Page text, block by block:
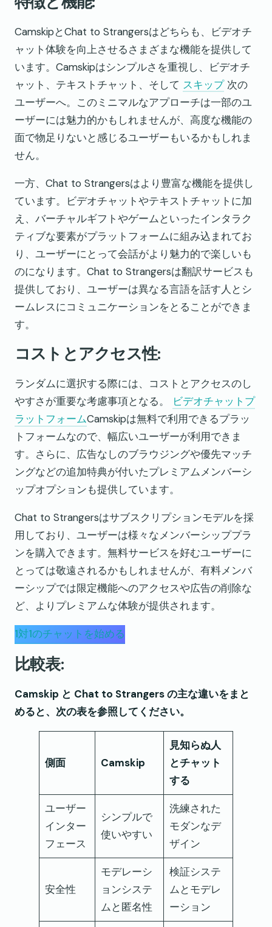
CamskipとChat to Strangersはどちらも、ビデオチ
ャット体験を向上させるさまざまな機能を提供して
います。Camskipはシンプルさを重視し、ビデオチ
ャット、テキストチャット、そして スキップ次の
ユーザーへ。このミニマルなアプローチは一部のユ
ーザーには魅力的かもしれませんが、高度な機能の
面で物足りないと感じるユーザーもいるかもしれま
せん。
一方、Chat to Strangersはより豊富な機能を提供し
ています。ビデオチャットやテキストチャットに加
え、バーチャルギフトやゲームといったインタラク
ティブな要素がプラットフォームに組み込まれてお
り、ユーザーにとって会話がより魅力的で楽しいも
のになります。Chat to Strangersは翻訳サービスも
提供しており、ユーザーは異なる言語を話す人とシ
ームレスにコミュニケーションをとることができま
す。
コストとアクセス性:
ランダムに選択する際には、コストとアクセスのし
やすさが重要な考慮事項となる。
ビデオチャットプ
ラットフォームCamskipは無料で利用できるプラッ
トフォームなので、幅広いユーザーが利用できま
す。さらに、広告なしのブラウジングや優先マッチ
ングなどの追加特典が付いたプレミアムメンバーシ
ップオプションも提供しています。
Chat to Strangersはサブスクリプションモデルを採
用しており、ユーザーは様々なメンバーシッププラ
ンを購入できます。無料サービスを好むユーザーに
とっては敬遠されるかもしれませんが、有料メンバ
ーシップでは限定機能へのアクセスや広告の削除な
ど、よりプレミアムな体験が提供されます。
1対1のチャットを始める
比較表:
Camskip と Chat to Strangers の主な違いをまと
めると、次の表を参照してください。
側面 Camskip
見知らぬ人
とチャット
する
ユーザー
インター
フェース
シンプルで
使いやすい
洗練された
モダンなデ
ザイン
安全性
モデレーシ
ョンシステ
ムと匿名性
検証システ
ムとモデレ
ーション